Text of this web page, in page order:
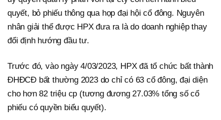
quyết, bỏ phiếu thông qua họp đại hội cổ đông. Nguyên
nhân giải thể được HPX đưa ra là do doanh nghiệp thay
đổi định hướng đầu tư.
Trước đó, vào ngày 4/03/2023, HPX đã tổ chức bất thành
ĐHĐCĐ bất thường 2023 do chỉ có 63 cổ đông, đại diện
cho hơn 82 triệu cp (tương đương 27.03% tổng số cổ
phiếu có quyền biểu quyết).